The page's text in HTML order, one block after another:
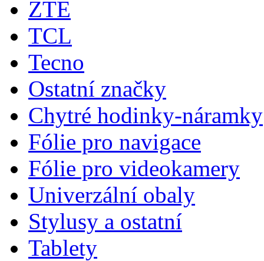
ZTE
TCL
Tecno
Ostatní značky
Chytré hodinky-náramky
Fólie pro navigace
Fólie pro videokamery
Univerzální obaly
Stylusy a ostatní
Tablety